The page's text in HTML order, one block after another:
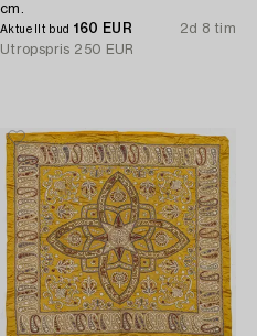
cm.
Aktuellt bud 160 EUR
2d 8 tim
Utropspris 250 EUR